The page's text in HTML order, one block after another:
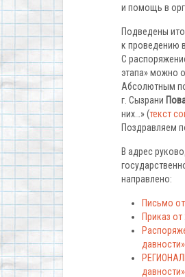
и помощь в
Подведены
к проведению
С
этапа» можно
Абсолютным
г. Сызрани
них…» (текст
Поздравляем
В адрес
направлено:
Письмо
Приказ
давности»
давности»